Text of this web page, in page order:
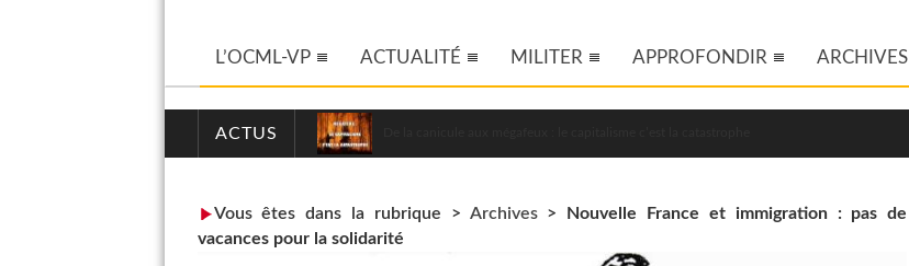
L’OCML-VP ACTUALITÉ MILITER APPROFONDIR ARCHIVES
ACTUS
Vous êtes dans la rubrique > Archives>
Nouvelle France et immigration : pas de
vacances pour la solidarité